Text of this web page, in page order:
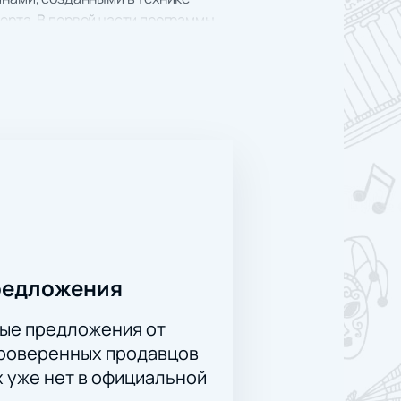
В первой части программы
Это одно из самых светлых,
сумел соединить в своем
на сцене
оформления заказа.
предложения от
продавцов
нет в официальной